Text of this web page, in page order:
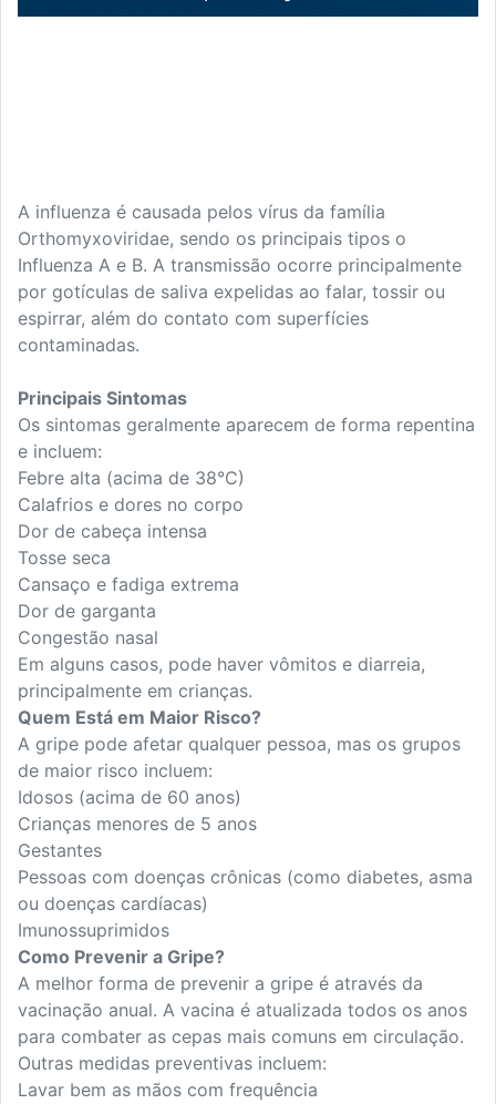
A influenza é causada pelos vírus da família
Orthomyxoviridae, sendo os principais tipos o
Influenza A e B. A transmissão ocorre principalmente
por gotículas de saliva expelidas ao falar, tossir ou
espirrar, além do contato com superfícies
contaminadas.
Principais Sintomas
Os sintomas geralmente aparecem de forma repentina
e incluem:
Febre alta (acima de 38°C)
Calafrios e dores no corpo
Dor de cabeça intensa
Tosse seca
Cansaço e fadiga extrema
Dor de garganta
Congestão nasal
Em alguns casos, pode haver vômitos e diarreia,
principalmente em crianças.
Quem Está em Maior Risco?
A gripe pode afetar qualquer pessoa, mas os grupos
de maior risco incluem:
Idosos (acima de 60 anos)
Crianças menores de 5 anos
Gestantes
Pessoas com doenças crônicas (como diabetes, asma
ou doenças cardíacas)
Imunossuprimidos
Como Prevenir a Gripe?
A melhor forma de prevenir a gripe é através da
vacinação anual. A vacina é atualizada todos os anos
para combater as cepas mais comuns em circulação.
Outras medidas preventivas incluem:
Lavar bem as mãos com frequência